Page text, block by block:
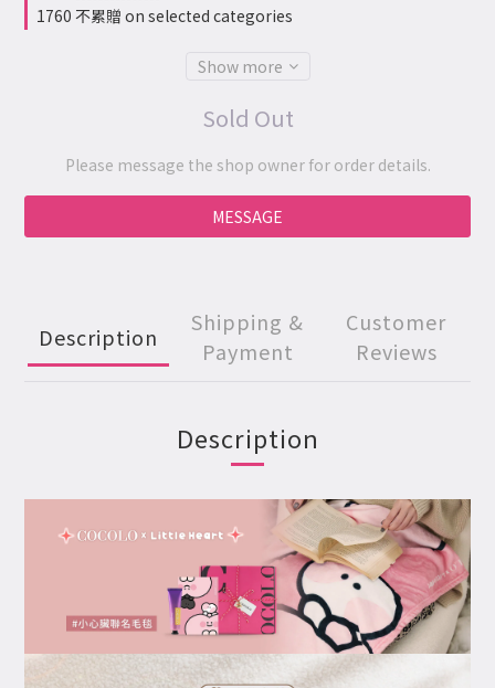
1760 不累贈 on selected categories
Show more
Sold Out
Please message the shop owner for order details.
MESSAGE
Description
Shipping &
Payment
Customer
Reviews
Description